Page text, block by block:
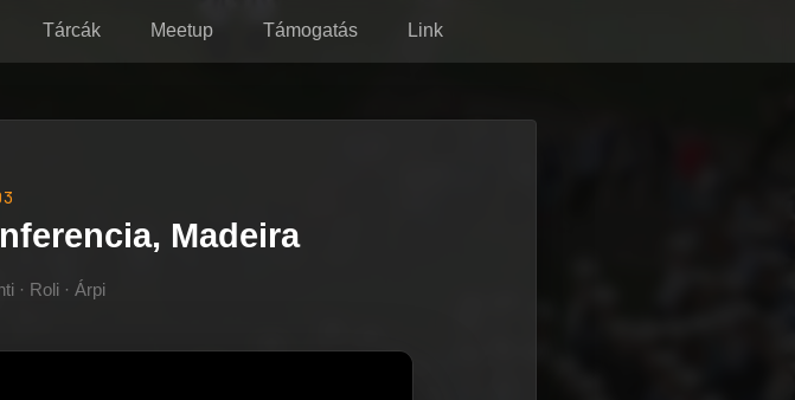
Tárcák Meetup Támogatás Link
Madeira
· Roli · Árpi